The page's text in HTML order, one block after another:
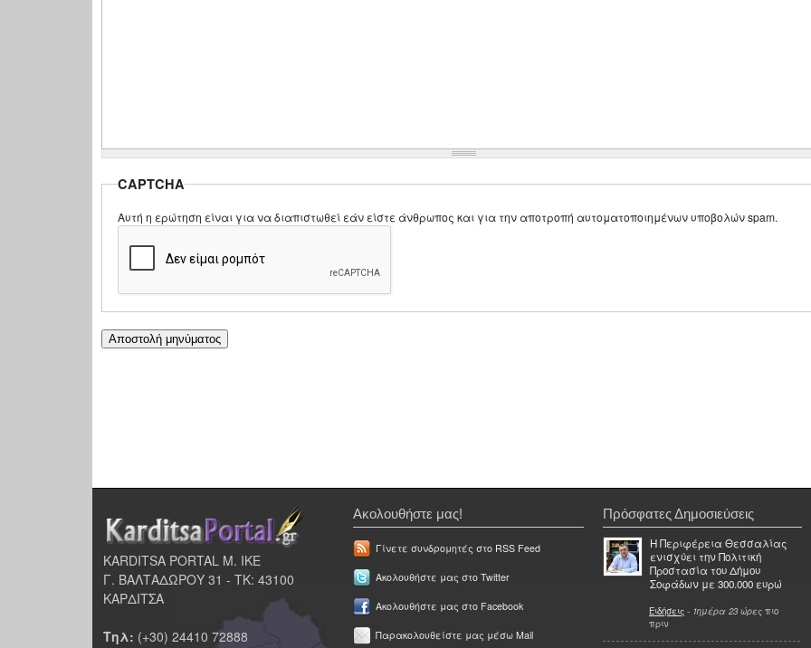
CAPTCHA
Αυτή η ερώτηση είναι για να διαπιστωθεί εάν είστε άνθρωπος και για την αποτροπή αυτοματοποιημένων υποβολών spam.
KARDITSA PORTAL Μ. ΙΚΕ
Γ. ΒΑΛΤΑΔΩΡΟΥ 31 - ΤΚ: 43100
ΚΑΡΔΙΤΣΑ
Τηλ: (+30) 24410 72888
Ακολουθήστε μας!
Γίνετε συνδρομητές στο RSS Feed
Ακολουθήστε μας στο Twitter
Ακολουθήστε μας στο Facebook
Παρακολουθείστε μας μέσω Mail
Πρόσφατες Δημοσιεύσεις
Η Περιφέρεια Θεσσαλίας
ενισχύει την Πολιτική
Προστασία του Δήμου
Σοφάδων με 300.000 ευρώ
Ειδήσεις - 1ημέρα 23 ώρες πιο
πριν